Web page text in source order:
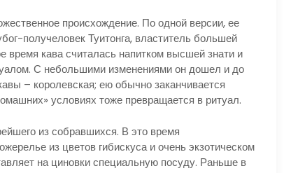
происхождение. По одной версии, ее
получеловек Туитонга, властитель большей
время кава считалась напитком высшей знати и
С небольшими изменениями он дошел и до
– королевская; ею обычно заканчивается
условиях тоже превращается в ритуал.
из собравшихся. В это время
из цветов гибискуса и очень экзотическом
на циновки специальную посуду. Раньше в